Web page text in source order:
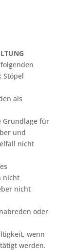
Stöpel
als
Grundlage für
und
nicht
nicht
nicht
oder
wenn
werden.